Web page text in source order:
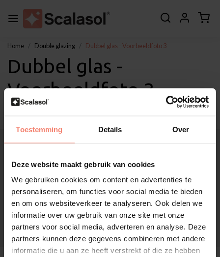
Toestemming Details Over
Deze website maakt gebruik van cookies
We gebruiken cookies om content en advertenties te
personaliseren, om functies voor social media te bieden
en om ons websiteverkeer te analyseren. Ook delen we
informatie over uw gebruik van onze site met onze
partners voor social media, adverteren en analyse. Deze
partners kunnen deze gegevens combineren met andere
informatie die u aan ze heeft verstrekt of die ze hebben
Home Double glazing Dubbel glas - Voorbeeldfoto 3
Dubbel glas -
Voorbeeldfoto 3
About Scalasol®
Service
Other
Customer Support
My account
Categories
Contact details